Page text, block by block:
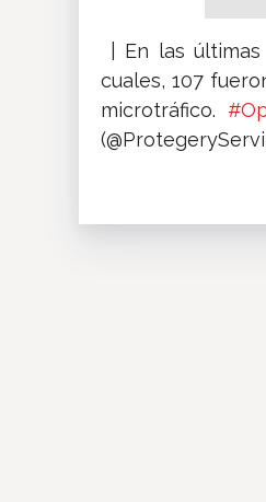
| En las
cuales, 107
microtráfico.